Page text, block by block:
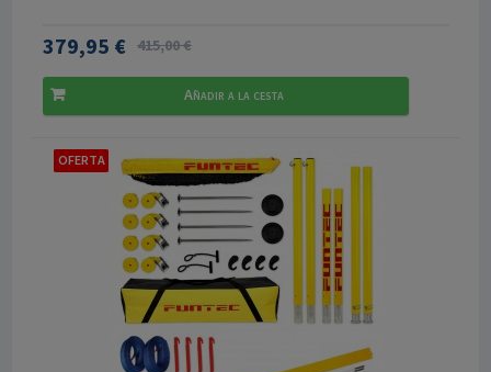
379,95 € 415,00 €
Añadir a la cesta
OFERTA